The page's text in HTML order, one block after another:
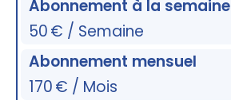
Abonnement à la semaine
50 € / Semaine
Abonnement mensuel
170 € / Mois